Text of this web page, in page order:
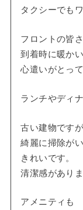
タクシーでも
フロントの皆
到着時に暖か
心遣いがとっ
ランチやディ
古い建物ですが
綺麗に掃除が
きれいです。
清潔感がありま
アメニティも